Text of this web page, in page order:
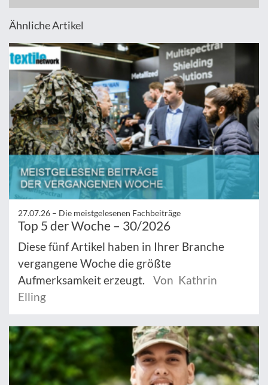
Ähnliche Artikel
27.07.26 – Die meistgelesenen Fachbeiträge
Top 5 der Woche – 30/2026
Diese fünf Artikel haben in Ihrer Branche
vergangene Woche die größte
Aufmerksamkeit erzeugt.
Von Kathrin
Elling